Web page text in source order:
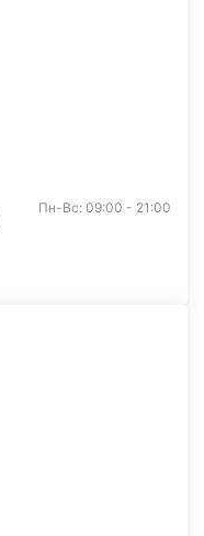
Пн-Вс: 09:00 - 21:00